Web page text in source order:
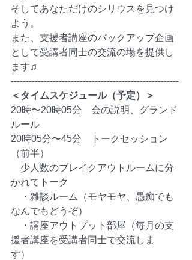
そしてあなただけのシリウスを見つけ
よう。
また、支援者講座のバックアップ企画
として受講者同士の交流の場を提供し
ます♫
--------------------------------------------------------
＜タイムスケジュール（予定）＞
20時〜20時05分　会の説明、グランド
ルール
20時05分〜45分　トークセッション
（前半）
少人数のブレイクアウトルームに分
かれてトーク
・雑談ルーム（モヤモヤ、愚痴でも
なんでもどうぞ）
・講座アウトプット部屋（毎月の支
援者講座を受講者同士で交流しま
す）